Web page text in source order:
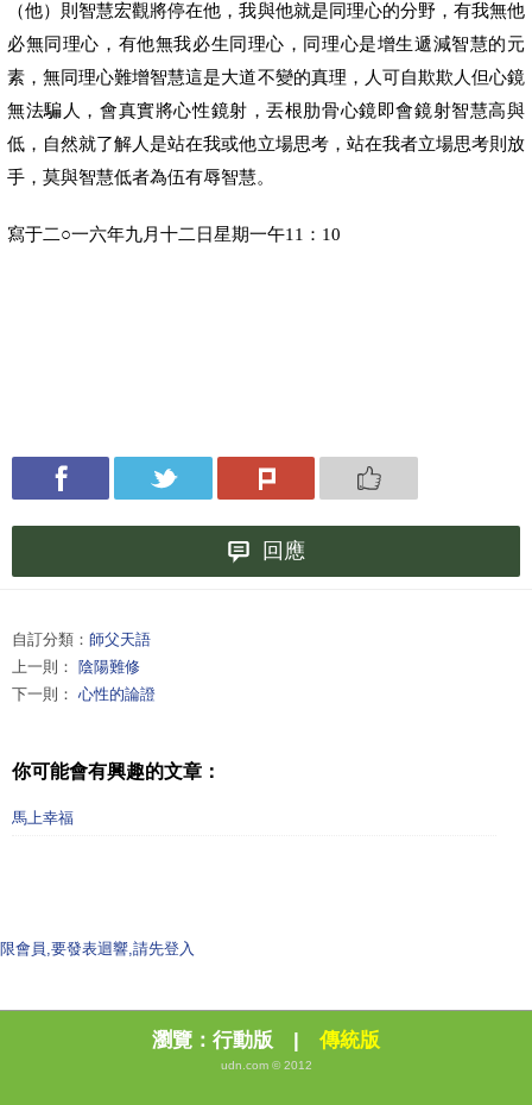
（他）則智慧宏觀將停在他，我與他就是同理心的分野，有我無他
必無同理心，有他無我必生同理心，同理心是增生遞減智慧的元
素，無同理心難增智慧這是大道不變的真理，人可自欺欺人但心鏡
無法騙人，會真實將心性鏡射，丟根肋骨心鏡即會鏡射智慧高與
低，自然就了解人是站在我或他立場思考，站在我者立場思考則放
手，莫與智慧低者為伍有辱智慧。
寫于二○一六年九月十二日星期一午11 ： 10
回應
自訂分類： 師父天語
上一則： 陰陽難修
下一則： 心性的論證
你可能會有興趣的文章：
馬上幸福
限會員,要發表迴響,請先登入
瀏覽： 行動版 | 傳統版
udn.com © 2012